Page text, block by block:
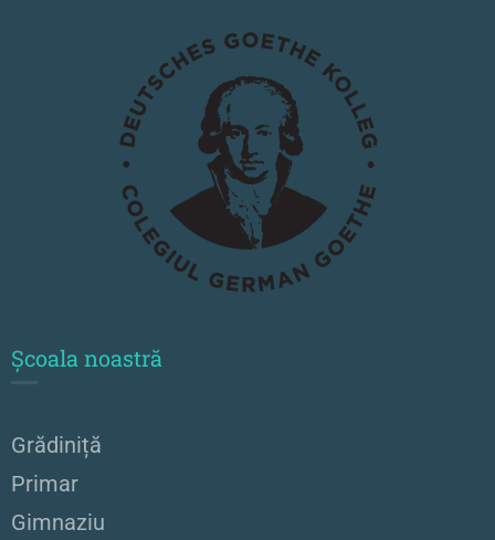
Școala noastră
Grădiniță
Primar
Gimnaziu